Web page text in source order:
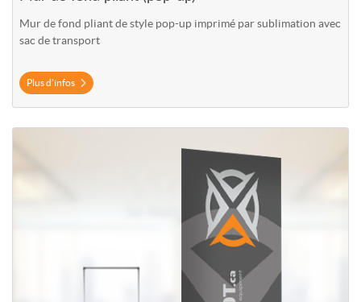
Mur de fond pliant de style pop-up imprimé par sublimation avec
sac de transport
Plus d'infos